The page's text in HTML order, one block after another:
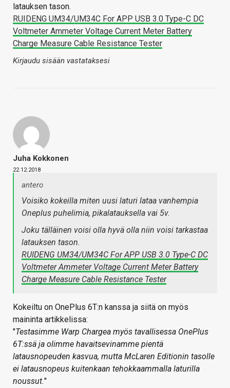
latauksen tason.
RUIDENG UM34/UM34C For APP USB 3.0 Type-C DC
Voltmeter Ammeter Voltage Current Meter Battery
Charge Measure Cable Resistance Tester
Kirjaudu sisään vastataksesi
Juha Kokkonen
22.12.2018
antero
Voisiko kokeilla miten uusi laturi lataa vanhempia
Oneplus puhelimia, pikalatauksella vai 5v.
Joku tälläinen voisi olla hyvä olla niin voisi tarkastaa
latauksen tason.
RUIDENG UM34/UM34C For APP USB 3.0 Type-C DC
Voltmeter Ammeter Voltage Current Meter Battery
Charge Measure Cable Resistance Tester
Kokeiltu on OnePlus 6T:n kanssa ja siitä on myös
maininta artikkelissa:
"Testasimme Warp Chargea myös tavallisessa OnePlus
6T:ssä ja olimme havaitsevinamme pientä
latausnopeuden kasvua, mutta McLaren Editionin tasolle
ei latausnopeus kuitenkaan tehokkaammalla laturilla
noussut."